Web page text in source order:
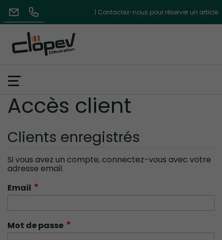
| Contactez-nous pour réserver un article
Accès client
Clients enregistrés
Si vous avez un compte, connectez-vous avec votre
adresse email.
Email
Mot de passe